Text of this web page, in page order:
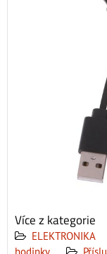
Více z kategorie
ELEKTRONIKA